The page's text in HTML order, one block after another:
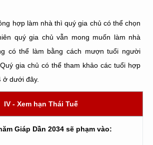
hợp làm nhà thì quý gia chủ có thể chọn
quý gia chủ vẫn mong muốn làm nhà
có thể làm bằng cách mượn tuổi người
gia chủ có thể tham khảo các tuổi hợp
ở dưới đây.
IV - Xem hạn Thái Tuế
Giáp Dần 2034 sẽ phạm vào: